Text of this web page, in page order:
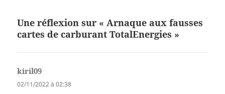
Une réflexion sur « Arnaque aux fausses
cartes de carburant TotalEnergies »
kiril09
02/11/2022 à 02:38